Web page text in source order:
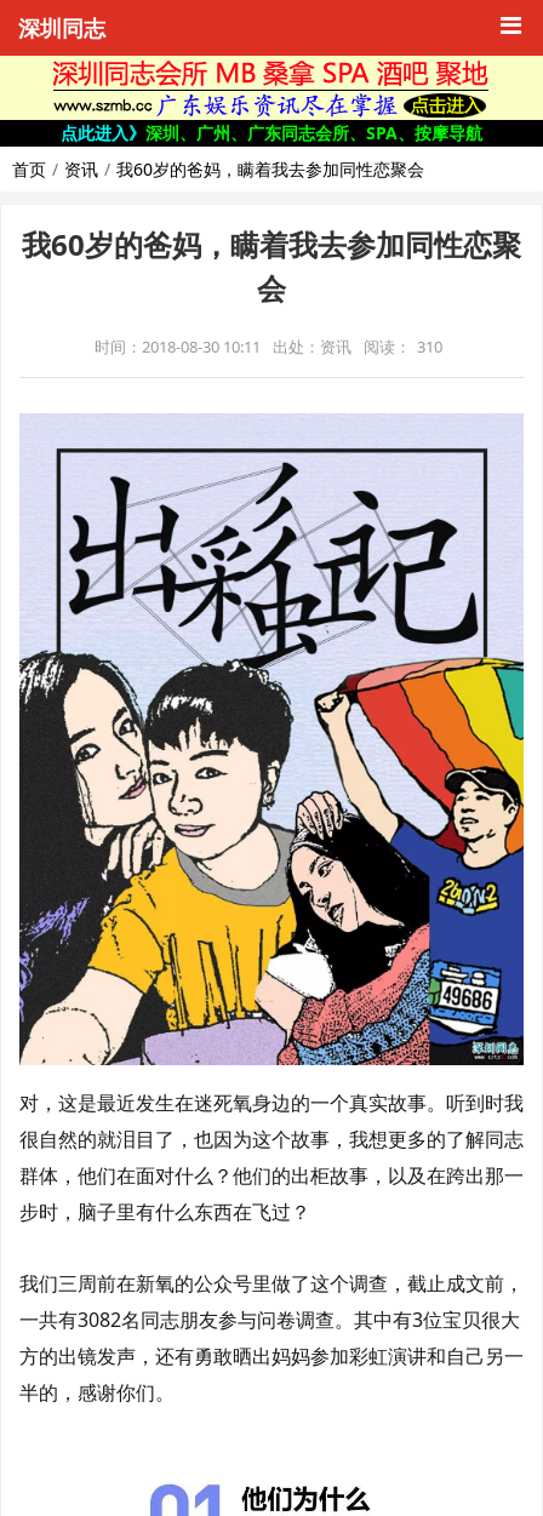
深圳同志
点此进入》 深圳、广州、广东同志会所、SPA、按摩导航
首页
资讯 我60岁的爸妈，瞒着我去参加同性恋聚会
我60岁的爸妈，瞒着我去参加同性恋聚
会
时间：2018-08-30 10:11 出处：资讯 阅读： 310
对，这是最近发生在迷死氧身边的一个真实故事。听到时我
很自然的就泪目了，也因为这个故事，我想更多的了解同志
群体，他们在面对什么？他们的出柜故事，以及在跨出那一
步时，脑子里有什么东西在飞过？
我们三周前在新氧的公众号里做了这个调查，截止成文前，
一共有3082名同志朋友参与问卷调查。其中有3位宝贝很大
方的出镜发声，还有勇敢晒出妈妈参加彩虹演讲和自己另一
半的，感谢你们。